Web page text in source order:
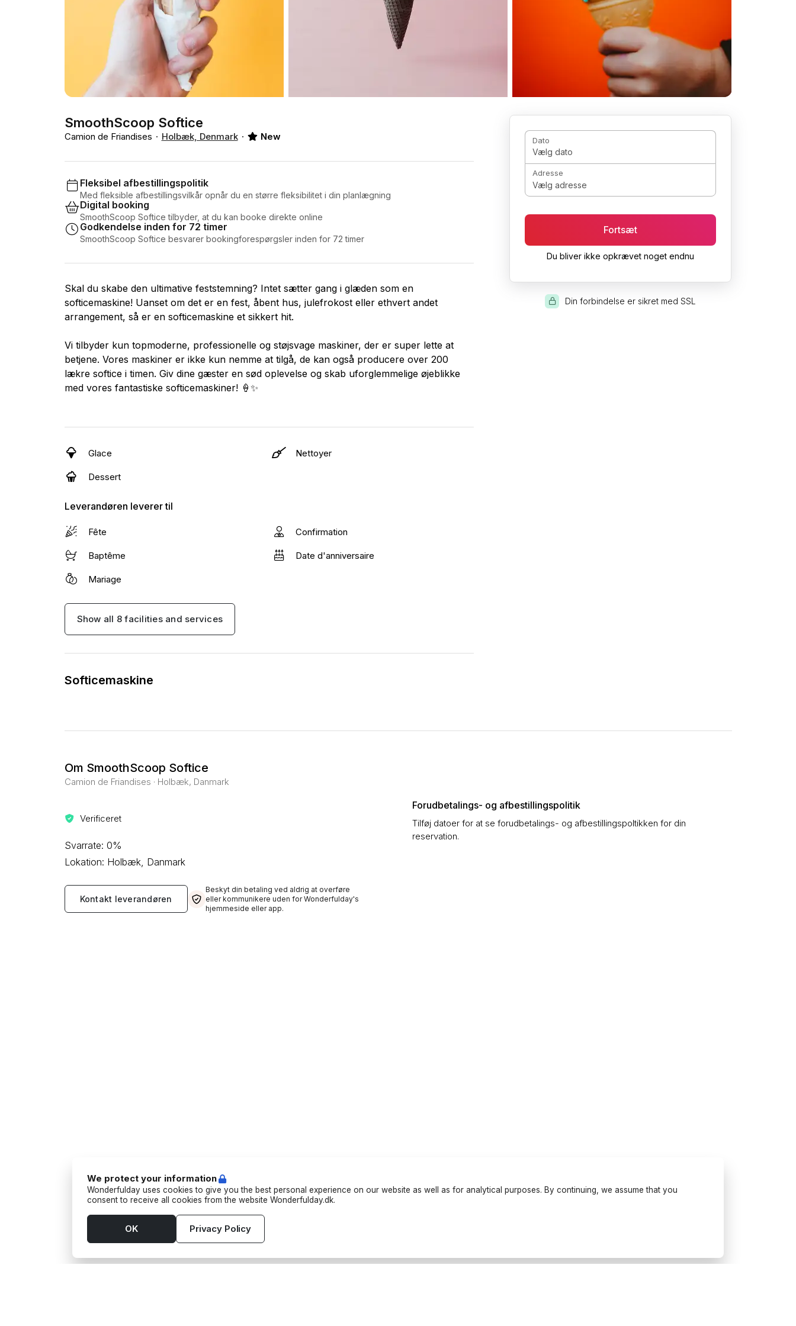
SmoothScoop Softice
Camion de Friandises Holbæk, Denmark New
Fleksibel afbestillingspolitik
Med fleksible afbestillingsvilkår opnår du en større fleksibilitet i din planlægning
Digital booking
SmoothScoop Softice tilbyder, at du kan booke direkte online
Godkendelse inden for 72 timer
SmoothScoop Softice besvarer bookingforespørgsler inden for 72 timer
Skal du skabe den ultimative feststemning? Intet sætter gang i glæden som en
softicemaskine! Uanset om det er en fest, åbent hus, julefrokost eller ethvert andet
arrangement, så er en softicemaskine et sikkert hit.
Vi tilbyder kun topmoderne, professionelle og støjsvage maskiner, der er super lette at
betjene. Vores maskiner er ikke kun nemme at tilgå, de kan også producere over 200
lækre softice i timen. Giv dine gæster en sød oplevelse og skab uforglemmelige øjeblikke
med vores fantastiske softicemaskiner! 🍦✨
Glace Nettoyer
Dessert
Leverandøren leverer til
Fête Confirmation
Baptême Date d'anniversaire
Mariage
Show all 8 facilities and services
Softicemaskine
Dato
Vælg dato
Adresse
Vælg adresse
Fortsæt
Du bliver ikke opkrævet noget endnu
Din forbindelse er sikret med SSL
Om SmoothScoop Softice
Camion de Friandises · Holbæk, Danmark
Verificeret
Svarrate: 0%
Lokation: Holbæk, Danmark
Kontakt leverandøren
Beskyt din betaling ved aldrig at overføre
eller kommunikere uden for Wonderfulday's
hjemmeside eller app.
Forudbetalings- og afbestillingspolitik
Tilføj datoer for at se forudbetalings- og afbestillingspoltikken for din
reservation.
We protect your information
Wonderfulday uses cookies to give you the best personal experience on our website as well as for analytical purposes. By continuing, we assume that you
consent to receive all cookies from the website Wonderfulday.dk.
Privacy Policy
OK